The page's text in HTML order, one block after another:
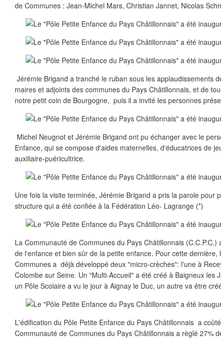
de Communes : Jean-Michel Mars, Christian Jannet, Nicolas
Jérémie Brigand a tranché le ruban sous les applaudissements
maires et adjoints des communes du Pays Châtillonnais, et de
notre petit coin de Bourgogne, puis il a invité les personnes
Michel Neugnot et Jérémie Brigand ont pu échanger avec le
Enfance, qui se compose d'aides maternelles, d'éducatrices de
auxiliaire-puéricultrice.
Une fois la visite terminée, Jérémie Brigand a pris la parole pour
structure qui a été confiée à la Fédération Léo- Lagrange (*)
La Communauté de Communes du Pays Châtillonnais
de l'enfance et bien sûr de la petite enfance. Pour cette dernière,
Communes a déjà développé deux "micro-crèches": l'une à
Colombe sur Seine. Un "Multi-Accueil" a été créé à Baigneux les
un Pôle Scolaire a vu le jour à Aignay le Duc, un autre va être
L'édification du Pôle Petite Enfance du Pays Châtillonnais a
Communauté de Communes du Pays Châtillonnais a règlé 27%